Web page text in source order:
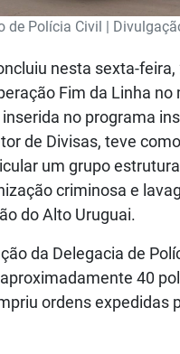
de Polícia Civil |
nesta sexta-feira,
Fim da Linha no
no programa
de Divisas, teve
um grupo
criminosa e
do Alto Uruguai.
da Delegacia de
40
ordens expedidas